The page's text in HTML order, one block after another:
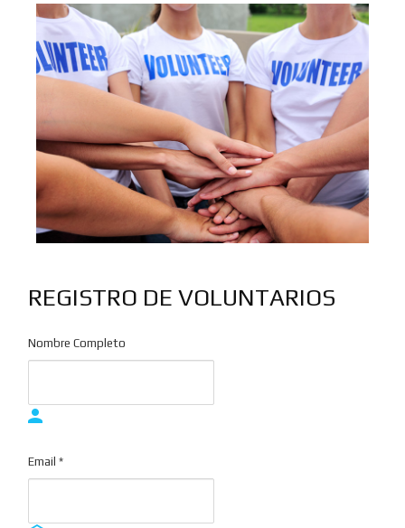
REGISTRO DE VOLUNTARIOS
Nombre Completo
Email *